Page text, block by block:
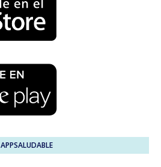
APPSALUDABLE